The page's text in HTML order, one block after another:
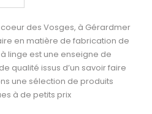
des Vosges, à Gérardmer
en matière de fabrication de
linge est une enseigne de
qualité issus d’un savoir faire
une sélection de produits
à de petits prix